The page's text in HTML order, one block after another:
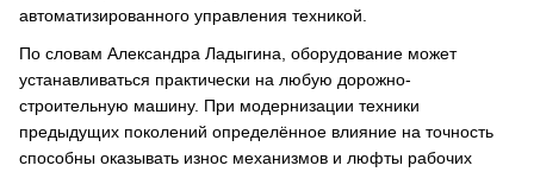
автоматизированного управления техникой.
По словам Александра Ладыгина, оборудование может
устанавливаться практически на любую дорожно-
строительную машину. При модернизации техники
предыдущих поколений определённое влияние на точность
способны оказывать износ механизмов и люфты рабочих